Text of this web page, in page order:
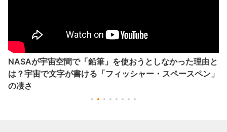
NASAが宇宙空間で「鉛筆」を使おうとしなかった理由と
は？宇宙で文字が書ける「フィッシャー・スペースペン」
の凄さ